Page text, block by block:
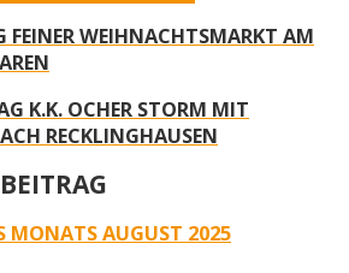
FEINER WEIHNACHTSMARKT AM
K.K. OCHER STORM MIT
RECKLINGHAUSEN
MONATS AUGUST 2025